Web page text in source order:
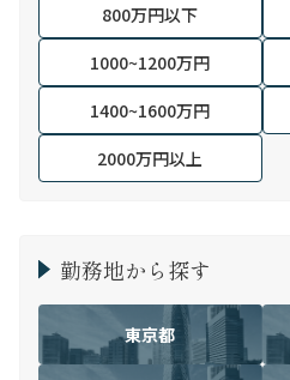
800万円以下
1000~1200万円
1400~1600万円
2000万円以上
勤務地から探す
東京都